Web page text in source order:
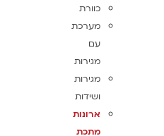
כוורת
מערכת
עם
מגירות
מגירות
ושידות
ארונות
מתכת